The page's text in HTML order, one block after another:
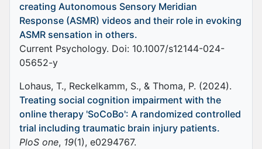
creating Autonomous Sensory Meridian
Response (ASMR) videos and their role in evoking
ASMR sensation in others.
Current Psychology. Doi: 10.1007/s12144-024-
05652-y
Lohaus, T., Reckelkamm, S., & Thoma, P. (2024).
Treating social cognition impairment with the
online therapy 'SoCoBo': A randomized controlled
trial including traumatic brain injury patients.
PloS one, 19(1), e0294767.